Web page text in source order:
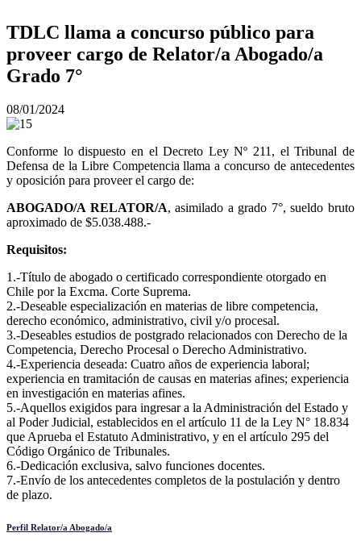
TDLC llama a concurso público para
proveer cargo de Relator/a Abogado/a
Grado 7°
08/01/2024
Conforme lo dispuesto en el Decreto Ley Nº 211, el Tribunal de
Defensa de la Libre Competencia llama a concurso de antecedentes
y oposición para proveer el cargo de:
ABOGADO/A RELATOR/A, asimilado a grado 7°, sueldo bruto
aproximado de $5.038.488.-
Requisitos:
1.-Título de abogado o certificado correspondiente otorgado en
Chile por la Excma. Corte Suprema.
2.-Deseable especialización en materias de libre competencia,
derecho económico, administrativo, civil y/o procesal.
3.-Deseables estudios de postgrado relacionados con Derecho de la
Competencia, Derecho Procesal o Derecho Administrativo.
4.-Experiencia deseada: Cuatro años de experiencia laboral;
experiencia en tramitación de causas en materias afines; experiencia
en investigación en materias afines.
5.-Aquellos exigidos para ingresar a la Administración del Estado y
al Poder Judicial, establecidos en el artículo 11 de la Ley N° 18.834
que Aprueba el Estatuto Administrativo, y en el artículo 295 del
Código Orgánico de Tribunales.
6.-Dedicación exclusiva, salvo funciones docentes.
7.-Envío de los antecedentes completos de la postulación y dentro
de plazo.
Perfil Relator/a Abogado/a